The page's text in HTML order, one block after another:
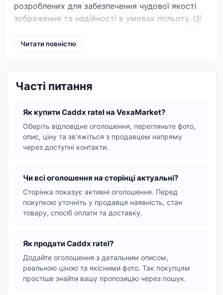
розроблених для забезпечення чудової якості
зображення та надійності в умовах польоту. Ці
та професіоналів, яким потрібне найкраще для
У лінійці Caddx Ratel представлено кілька
особливості:
Caddx Ratel 2: Відома своєю відмінною
якістю зображення, низьким рівнем
універсальність та продуктивність.
Caddx Ratel Pro: Пропонує ще вищу
роздільну здатність та покращені
деталізацію та чіткість картинки.
Ці камери сумісні з більшістю FPV систем і
легко інтегруються в існуючі збірки дронів. Вони
Читати повністю
Часті питання
Як купити Caddx ratel на VexaMarket?
Оберіть відповідне оголошення, перегляньте фото,
опис, ціну та звʼяжіться з продавцем напряму
через доступні контакти.
Чи всі оголошення на сторінці актуальні?
Сторінка показує активні оголошення. Перед
покупкою уточніть у продавця наявність, стан
товару, спосіб оплати та доставку.
Як продати Caddx ratel?
Додайте оголошення з детальним описом,
реальною ціною та якісними фото. Так покупцям
простіше знайти вашу пропозицію через пошук.